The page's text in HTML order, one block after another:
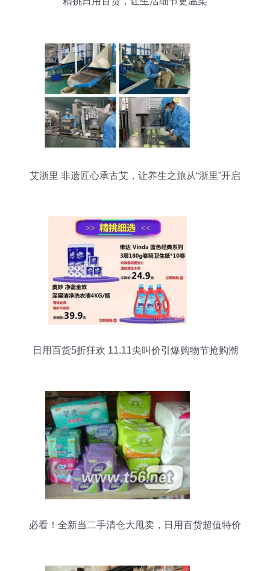
艾浙里 非遗匠心承古艾，让养生之旅从“浙里”开启
日用百货5折狂欢 11.11尖叫价引爆购物节抢购潮
必看！全新当二手清仓大甩卖，日用百货超值特价